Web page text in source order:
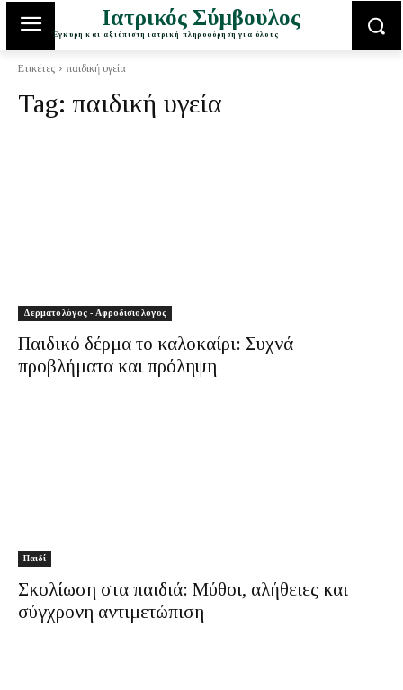
Ιατρικός Σύμβουλος
Έγκυρη και αξιόπιστη ιατρική πληροφόρηση για όλους
Ετικέτες παιδική υγεία
Tag: παιδική υγεία
Δερματολόγος - Αφροδισιολόγος
Παιδικό δέρμα το καλοκαίρι: Συχνά
προβλήματα και πρόληψη
Παιδί
Σκολίωση στα παιδιά: Μύθοι, αλήθειες και
σύγχρονη αντιμετώπιση